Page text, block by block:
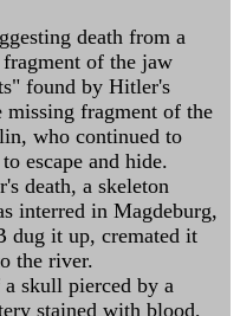
death from a
of the jaw
found by Hitler's
missing fragment of the
who continued to
escape and hide.
death, a skeleton
interred in Magdeburg,
dug it up, cremated it
the river.
skull pierced by a
stained with blood,